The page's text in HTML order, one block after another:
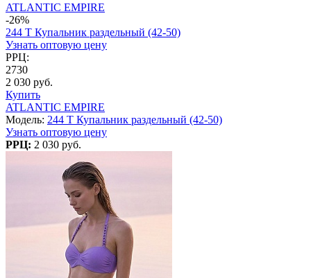
ATLANTIC EMPIRE
-26%
244 T Купальник раздельный (42-50)
Узнать оптовую цену
РРЦ:
2730
2 030 руб.
Купить
ATLANTIC EMPIRE
Модель: 244 T Купальник раздельный (42-50)
Узнать оптовую цену
РРЦ: 2 030 руб.